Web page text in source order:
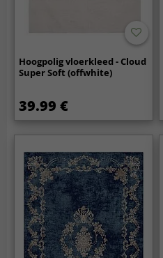
Hoogpolig vloerkleed - Cloud
Super Soft (offwhite)
39.99 €